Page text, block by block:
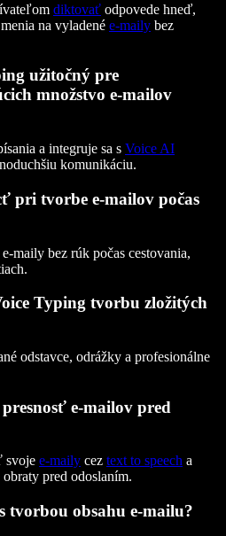
diktovať odpovede hneď,
na vyladené e-maily bez
užitočný pre
množstvo e-mailov
a integruje sa s Voice AI
komunikáciu.
pri tvorbe e-mailov počas
e-maily bez rúk počas cestovania,
Typing tvorbu zložitých
odstavce, odrážky a profesionálne
e-mailov pred
svoje e-maily cez text to speech a
pred odoslaním.
tvorbou obsahu e-mailu?